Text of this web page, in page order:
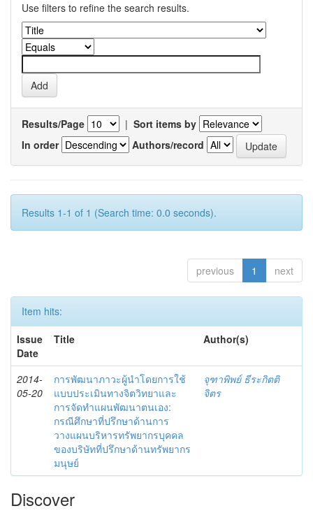
Use filters to refine the search results.
Results/Page | Sort items by
In order
Authors/record
Results 1-1 of 1 (Search time: 0.0 seconds).
previous 1 next
Item hits:
Issue
Date
Title Author(s)
2014-
05-20
การพัฒนาภาวะผู้นำโดยการใช้
แบบประเมินทางจิตวิทยาและ
การจัดทำแผนพัฒนาตนเอง:
กรณีศึกษาที่ปรึกษาด้านการ
วางแผนบริหารทรัพยากรบุคคล
ของบริษัทที่ปรึกษาด้านทรัพยากร
มนุษย์
จุฑาพิพย์ ธีระกิตติ
จิตร
Discover